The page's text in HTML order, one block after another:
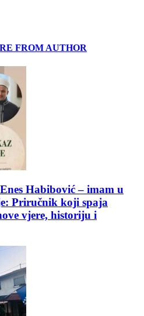
FROM AUTHOR
Habibović – imam u
Priručnik koji spaja
vjere, historiju i